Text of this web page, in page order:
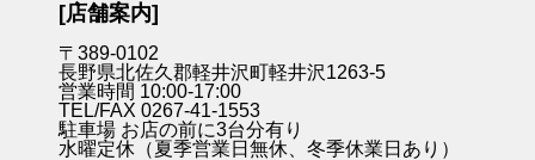
[店舗案内]
〒389-0102
長野県北佐久郡軽井沢町軽井沢1263-5
営業時間 10:00-17:00
TEL/FAX 0267-41-1553
駐車場 お店の前に3台分有り
水曜定休（夏季営業日無休、冬季休業日あり）